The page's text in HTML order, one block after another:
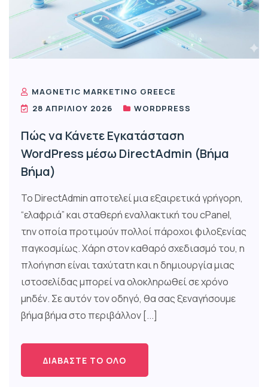
MAGNETIC MARKETING GREECE
28 ΑΠΡΙΛΊΟΥ 2026
WORDPRESS
Πώς να Κάνετε Εγκατάσταση
WordPress μέσω DirectAdmin (Βήμα
Βήμα)
Το DirectAdmin αποτελεί μια εξαιρετικά γρήγορη,
“ελαφριά” και σταθερή εναλλακτική του cPanel,
την οποία προτιμούν πολλοί πάροχοι φιλοξενίας
παγκοσμίως. Χάρη στον καθαρό σχεδιασμό του, η
πλοήγηση είναι ταχύτατη και η δημιουργία μιας
ιστοσελίδας μπορεί να ολοκληρωθεί σε χρόνο
μηδέν. Σε αυτόν τον οδηγό, θα σας ξεναγήσουμε
βήμα βήμα στο περιβάλλον [...]
ΔΙΑΒΆΣΤΕ ΤΟ ΌΛΟ